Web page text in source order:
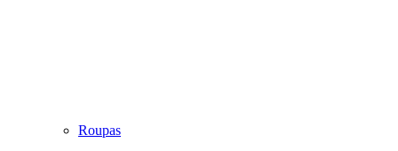
Roupas